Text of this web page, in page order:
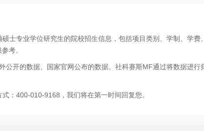
士专业学位研究生的院校招生信息，包括项目类别、学制、学
考。
公开的数据、国家官网公布的数据。社科赛斯MF通过将数据进
：400-010-9168，我们将在第一时间回复您。